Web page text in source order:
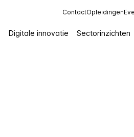
ContactOpleidingen
Digitale innovatie Sectorinzichten